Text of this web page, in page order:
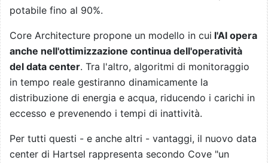
potabile fino al 90%.
Core Architecture propone un modello in cui l'AI opera
anche nell'ottimizzazione continua dell'operatività
del data center. Tra l'altro, algoritmi di monitoraggio
in tempo reale gestiranno dinamicamente la
distribuzione di energia e acqua, riducendo i carichi in
eccesso e prevenendo i tempi di inattività.
Per tutti questi - e anche altri - vantaggi, il nuovo data
center di Hartsel rappresenta secondo Cove "un